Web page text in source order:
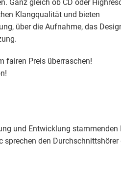
Ganz gleich ob CD oder
Klangqualität und bieten
über die Aufnahme, das
fairen Preis überraschen!
und Entwicklung
den